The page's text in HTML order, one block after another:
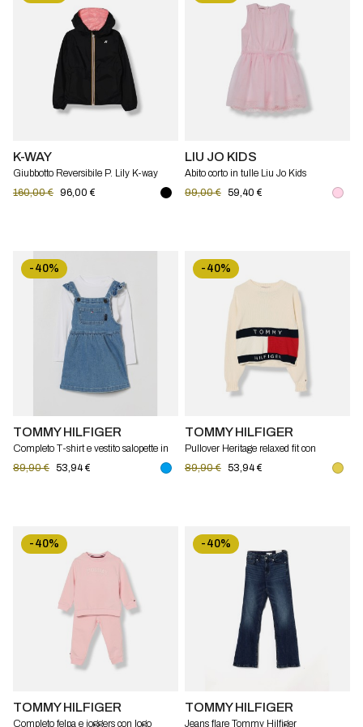
K-WAY
Giubbotto Reversibile P. Lily K-way
160,00 € 96,00 €
LIU JO KIDS
Abito corto in tulle Liu Jo Kids
99,00 €
59,40 €
-40%
TOMMY HILFIGER
Completo T-shirt e vestito salopette in
89,90 € 53,94 €
-40%
TOMMY HILFIGER
Pullover Heritage relaxed fit con
89,90 € 53,94 €
-40%
TOMMY HILFIGER
Completo felpa e joggers con logo
-40%
TOMMY HILFIGER
Jeans flare Tommy Hilfiger